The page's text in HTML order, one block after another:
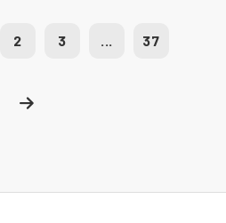
2 3 ... 37